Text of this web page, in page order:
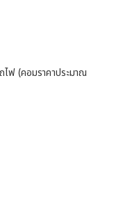
ฟ (คอมราคาประมาณ